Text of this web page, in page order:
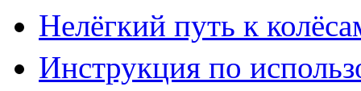
Нелёгкий путь к
Инструкция по